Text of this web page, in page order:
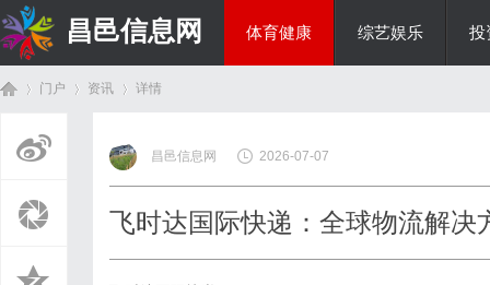
昌邑信息网 体育健康 综艺娱乐 投
门户 资讯
›
详情
昌邑信息网 2026-07-07
飞时达国际快递：全球物流解决